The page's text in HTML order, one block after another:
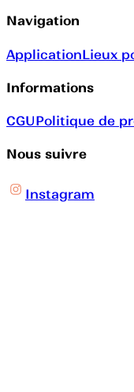
Navigation
ApplicationLieux
Informations
CGUPolitique de
Nous suivre
Instagram